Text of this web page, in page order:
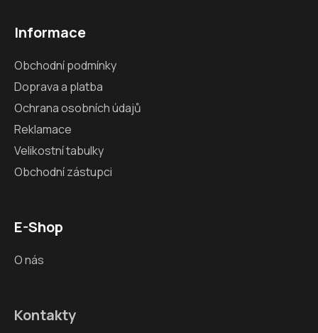
Informace
Obchodní podmínky
Doprava a platba
Ochrana osobních údajů
Reklamace
Velikostní tabulky
Obchodní zástupci
E-Shop
O nás
Kontakty